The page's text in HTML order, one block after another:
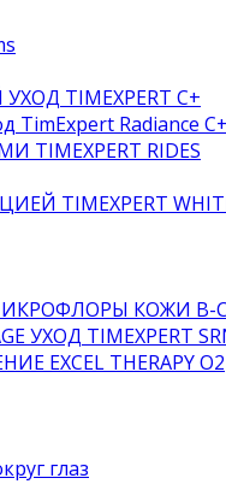
TIMEXPERT C+
TimExpert Radiance C+
RIDES
TIMEXPERT
КОЖИ B-
УХОД TIMEXPERT
EXCEL THERAPY O2
глаз